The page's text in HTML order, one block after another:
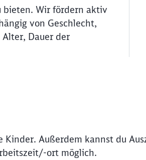
bieten. Wir fördern aktiv
von Geschlecht,
Dauer der
Außerdem kannst du
ort möglich.